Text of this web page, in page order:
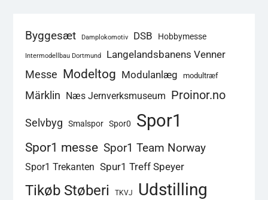
Byggesæt Damplokomotiv DSB Hobbymesse
Intermodellbau Dortmund
Langelandsbanens Venner
Messe Modeltog Modulanlæg modultræf
Märklin Næs Jernverksmuseum Proinor.no
Selvbyg Smalspor Spor0 Spor1
Spor1 messe Spor1 Team Norway
Spor1 Trekanten Spur1 Treff Speyer
Tikøb Støberi TKVJ Udstilling